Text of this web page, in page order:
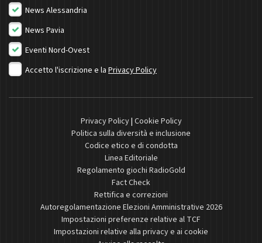
News Alessandria
News Pavia
Eventi Nord-Ovest
Accetto l'iscrizione e la Privacy Policy
Privacy Policy| Cookie Policy
Politica sulla diversità e inclusione
Codice etico e di condotta
Linea Editoriale
Regolamento giochi RadioGold
Fact Check
Rettifica e correzioni
Autoregolamentazione Elezioni Amministrative 2026
Impostazioni preferenze relative al TCF
Impostazioni relative alla privacy e ai cookie